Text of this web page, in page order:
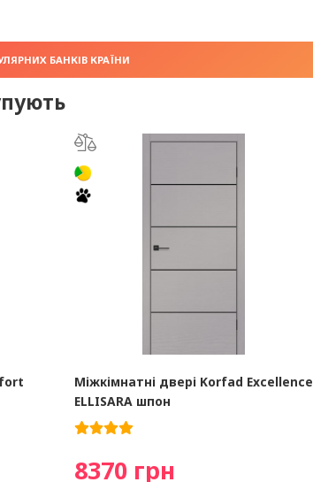
БАНКІВ КРАЇНИ
Міжкімнатні двері Korfad Excellence
ELLISARA шпон
8370 грн